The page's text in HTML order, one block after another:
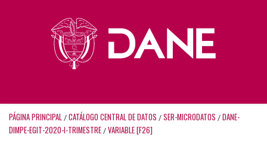
PÁGINA PRINCIPAL / CATÁLOGO CENTRAL DE DATOS / SER-MICRODATOS / DANE-
DIMPE-EGIT-2020-I-TRIMESTRE / VARIABLE [F26]